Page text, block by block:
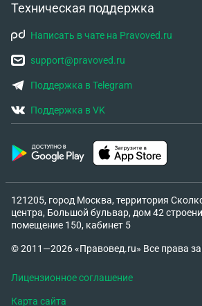
Техническая поддержка
Написать в чате на Pravoved.ru
support@pravoved.ru
Поддержка в Telegram
Поддержка в VK
121205, город Москва, территория
центра, Большой бульвар, дом 42
помещение 150, кабинет 5
© 2011—2026 «Правовед.ru» Все права
Лицензионное соглашение
Карта сайта